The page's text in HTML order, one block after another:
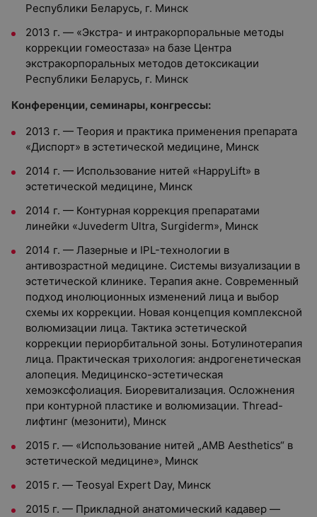
Республики Беларусь, г. Минск
2013 г. — «Экстра- и интракорпоральные методы
коррекции гомеостаза» на базе Центра
экстракорпоральных методов детоксикации
Республики Беларусь, г. Минск
Конференции, семинары, конгрессы:
2013 г. — Теория и практика применения препарата
«Диспорт» в эстетической медицине, Минск
2014 г. — Использование нитей «HappyLift» в
эстетической медицине, Минск
2014 г. — Контурная коррекция препаратами
линейки «Juvederm Ultra, Surgiderm», Минск
2014 г. — Лазерные и IPL-технологии в
антивозрастной медицине. Системы визуализации в
эстетической клинике. Терапия акне. Современный
подход инолюционных изменений лица и выбор
схемы их коррекции. Новая концепция комплексной
волюмизации лица. Тактика эстетической
коррекции периорбитальной зоны. Ботулинотерапия
лица. Практическая трихология: андрогенетическая
алопеция. Медицинско-эстетическая
хемоэксфолиация. Биоревитализация. Осложнения
при контурной пластике и волюмизации. Thread-
лифтинг (мезонити), Минск
2015 г. — «Использование нитей „AMB Aesthetics“ в
эстетической медицине», Минск
2015 г. — Teosyal Expert Day, Минск
2015 г. — Прикладной анатомический кадавер —